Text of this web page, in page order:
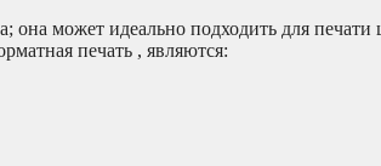
она может идеально подходить для
печать , являются: